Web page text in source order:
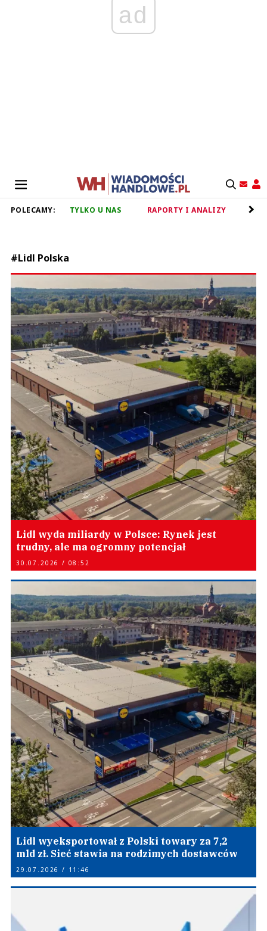
ad
POLECAMY: TYLKO U NAS RAPORTY I ANALIZY
#Lidl Polska
Lidl wyda miliardy w Polsce: Rynek jest
trudny, ale ma ogromny potencjał
30.07.2026 / 08:52
Lidl wyeksportował z Polski towary za 7,2
mld zł. Sieć stawia na rodzimych dostawców
29.07.2026 / 11:46